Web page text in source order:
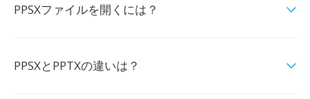
PPSXファイルを開くには？
PPSXとPPTXの違いは？